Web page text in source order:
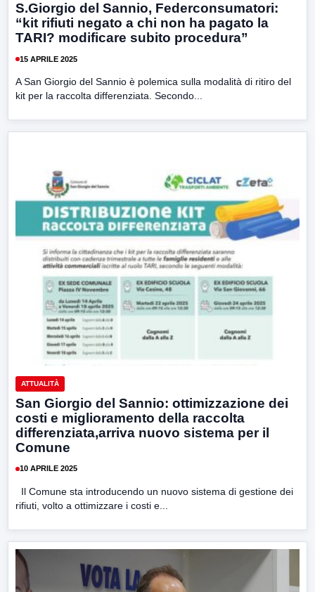
S.Giorgio del Sannio, Federconsumatori:
“kit rifiuti negato a chi non ha pagato la
TARI? modificare subito procedura”
15 APRILE 2025
A San Giorgio del Sannio è polemica sulla modalità di ritiro del
kit per la raccolta differenziata. Secondo...
ATTUALITÀ
San Giorgio del Sannio: ottimizzazione dei
costi e miglioramento della raccolta
differenziata,arriva nuovo sistema per il
Comune
10 APRILE 2025
Il Comune sta introducendo un nuovo sistema di gestione dei
rifiuti, volto a ottimizzare i costi e...